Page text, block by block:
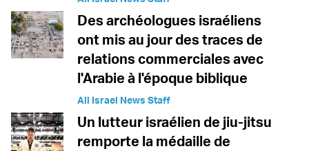
Des archéologues israéliens
ont mis au jour des traces de
relations commerciales avec
l'Arabie à l'époque biblique
All Israel News Staff
Un lutteur israélien de jiu-jitsu
remporte la médaille de